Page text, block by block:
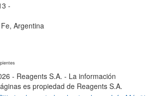
-
Argentina
- Reagents S.A. - La información
es propiedad de Reagents S.A.